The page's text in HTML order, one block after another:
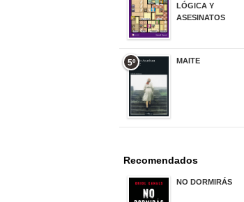
LÓGICA Y
ASESINATOS
5º MAITE
Recomendados
NO DORMIRÁS